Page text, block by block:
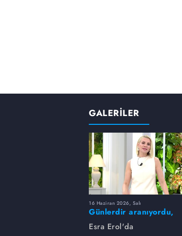
GALERİLER
16 Haziran 2026, Salı
Günlerdir aranıyordu,
dakikalar içinde bulundu!
Esra Erol'da